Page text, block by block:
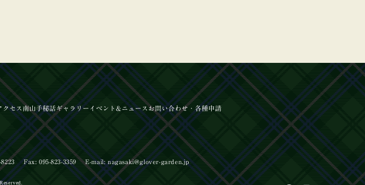
【イベント】長崎居留地まつり2026開催！
【イベント】8/16開催‼第3日曜日×長崎市
クセス南山手秘話ギャラリー イベント &ニュースお問い合わせ ・各種申請
8223 Fax: 095-823-3359 E-mail:nagasaki@glover-garden.jp